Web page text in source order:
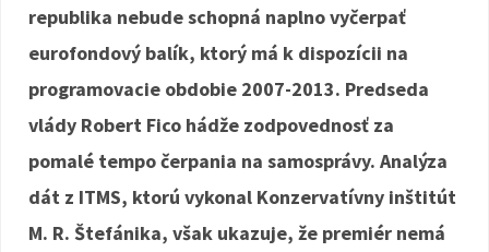
republika nebude schopná naplno vyčerpať
eurofondový balík, ktorý má k dispozícii na
programovacie obdobie 2007-2013. Predseda
vlády Robert Fico hádže zodpovednosť za
pomalé tempo čerpania na samosprávy. Analýza
dát z ITMS, ktorú vykonal Konzervatívny inštitút
M. R. Štefánika, však ukazuje, že premiér nemá